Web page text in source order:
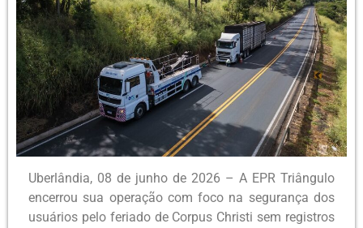
Uberlândia, 08 de junho de 2026 – A EPR Triângulo
encerrou sua operação com foco na segurança dos
usuários pelo feriado de Corpus Christi sem registros